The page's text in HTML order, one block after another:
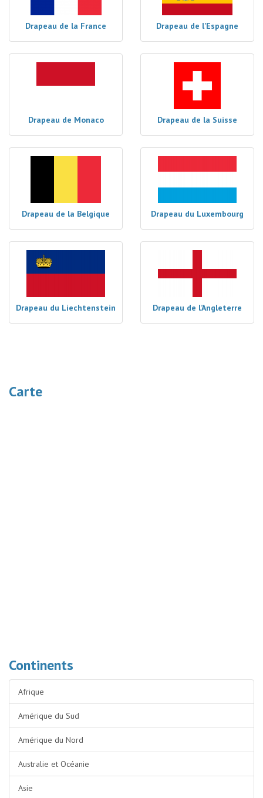
Drapeau de la France Drapeau de l’Espagne
Drapeau de Monaco Drapeau de la Suisse
Drapeau de la Belgique Drapeau du Luxembourg
Drapeau du Liechtenstein Drapeau de l’Angleterre
Carte
Continents
Afrique
Amérique du Sud
Amérique du Nord
Australie et Océanie
Asie